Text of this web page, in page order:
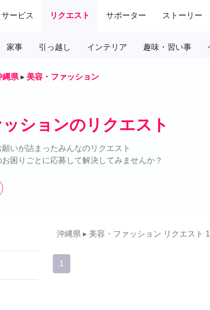
サービス リクエスト サポーター ストーリー
家事 引っ越し インテリア 趣味・習い事
縄県 ▸ 美容・ファッション
ションのリクエスト
いが詰まったみんなのリクエスト
困りごとに応募して解決してみませんか？
沖縄県 ▸ 美容・ファッション リクエスト
1